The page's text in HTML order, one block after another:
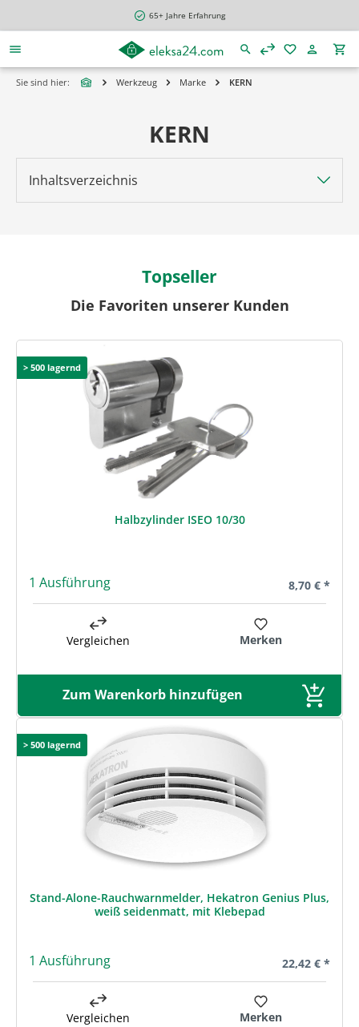
65+ Jahre Erfahrung
Sie sind hier: Werkzeug Marke KERN
Inhaltsverzeichnis
KERN
Topseller
Die Favoriten unserer Kunden
> 500 lagernd
Halbzylinder ISEO 10/30
1 Ausführung Regulärer
8,70 € *
Vergleichen Merken
Zum Warenkorb hinzufügen
> 500 lagernd
Stand-Alone-Rauchwarnmelder, Hekatron Genius Plus,
weiß seidenmatt, mit Klebepad
1 Ausführung Regulärer
22,42 € *
Vergleichen Merken